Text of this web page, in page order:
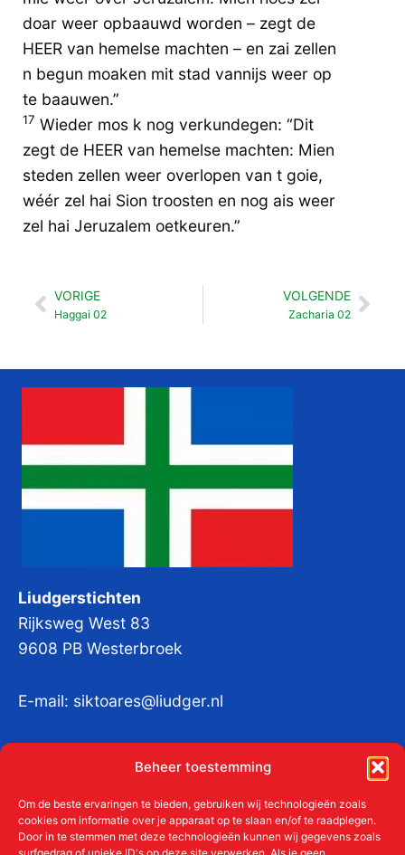
Beheer toestemming
Om de beste ervaringen te bieden, gebruiken wij technologieën zoals
cookies om informatie over je apparaat op te slaan en/of te raadplegen.
Door in te stemmen met deze technologieën kunnen wij gegevens zoals
doar weer opbaauwd worden – zegt de
HEER van hemelse machten – en zai zellen
n begun moaken mit stad vannijs weer op
te baauwen.”
17 Wieder mos k nog verkundegen: “Dit
zegt de HEER van hemelse machten: Mien
steden zellen weer overlopen van t goie,
wéér zel hai Sion troosten en nog ais weer
zel hai Jeruzalem oetkeuren.”
Vorige
VORIGE
Haggai 02
VOLGENDE
Zacharia 02
Liudgerstichten
Rijksweg West 83
9608 PB Westerbroek
E-mail: siktoares@liudger.nl
KvKnr:41011712